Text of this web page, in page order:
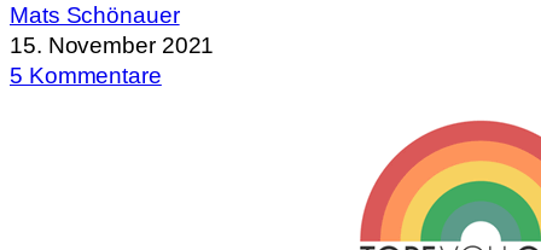
Mats Schönauer
15. November 2021
5 Kommentare